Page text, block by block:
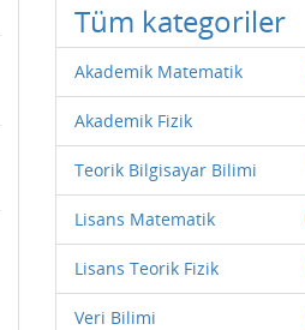
Tüm kategoriler
Akademik Matematik
Akademik Fizik
Teorik Bilgisayar Bilimi
Lisans Matematik
Lisans Teorik Fizik
Veri Bilimi